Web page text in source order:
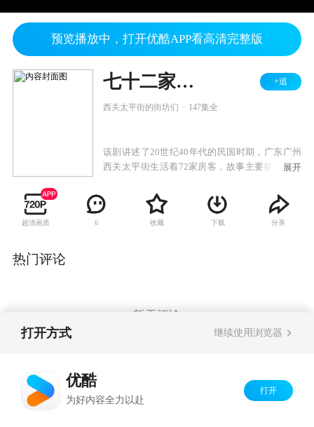
预览播放中，打开优酷APP看高清完整版
七十二家房客 第八部 +追
西关太平街的街坊们 147集全
该剧讲述了20世纪40年代的民国时期，广东广州
西关太平街生活着72家房客，故事主要描述房东
展开
超清画质 6 收藏 下载 分享
热门评论
暂无评论
打开方式 继续使用浏览器
优酷
为好内容全力以赴
打开